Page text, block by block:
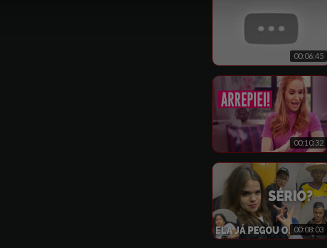
00:06:45
00:10:32
00:08:03